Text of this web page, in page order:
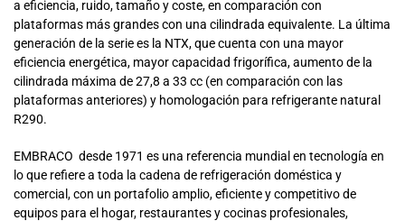
a eficiencia, ruido, tamaño y coste, en comparación con
plataformas más grandes con una cilindrada equivalente. La última
generación de la serie es la NTX, que cuenta con una mayor
eficiencia energética, mayor capacidad frigorífica, aumento de la
cilindrada máxima de 27,8 a 33 cc (en comparación con las
plataformas anteriores) y homologación para refrigerante natural
R290.
EMBRACO desde 1971 es una referencia mundial en tecnología en
lo que refiere a toda la cadena de refrigeración doméstica y
comercial, con un portafolio amplio, eficiente y competitivo de
equipos para el hogar, restaurantes y cocinas profesionales,